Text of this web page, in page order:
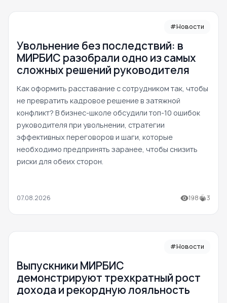
#Новости
Увольнение без последствий: в
МИРБИС разобрали одно из самых
сложных решений руководителя
Как оформить расставание с сотрудником так, чтобы
не превратить кадровое решение в затяжной
конфликт? В бизнес-школе обсудили топ-10 ошибок
руководителя при увольнении, стратегии
эффективных переговоров и шаги, которые
необходимо предпринять заранее, чтобы снизить
риски для обеих сторон.
07.08.2026 198 3
#Новости
Выпускники МИРБИС
демонстрируют трехкратный рост
дохода и рекордную лояльность